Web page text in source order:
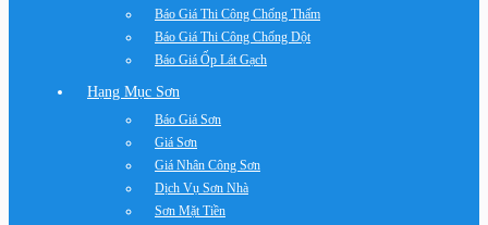
Báo Giá Thi Công Chống Thấm
Báo Giá Thi Công Chống Dột
Báo Giá Ốp Lát Gạch
Hạng Mục Sơn
Báo Giá Sơn
Giá Sơn
Giá Nhân Công Sơn
Dịch Vụ Sơn Nhà
Sơn Mặt Tiền